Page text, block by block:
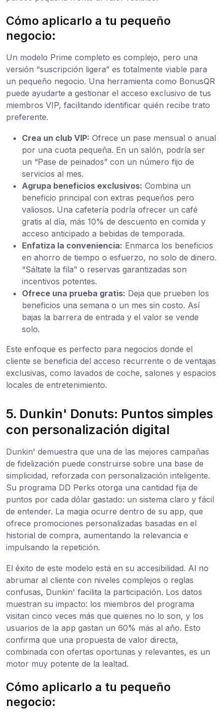
Cómo aplicarlo a tu pequeño
negocio:
Un modelo Prime completo es complejo, pero una
versión “suscripción ligera” es totalmente viable para
un pequeño negocio. Una herramienta como BonusQR
puede ayudarte a gestionar el acceso exclusivo de tus
miembros VIP, facilitando identificar quién recibe trato
preferente.
Crea un club VIP: Ofrece un pase mensual o anual
por una cuota pequeña. En un salón, podría ser
un “Pase de peinados” con un número fijo de
servicios al mes.
Agrupa beneficios exclusivos: Combina un
beneficio principal con extras pequeños pero
valiosos. Una cafetería podría ofrecer un café
gratis al día, más 10% de descuento en comida y
acceso anticipado a bebidas de temporada.
Enfatiza la conveniencia: Enmarca los beneficios
en ahorro de tiempo o esfuerzo, no solo de dinero.
“Sáltate la fila” o reservas garantizadas son
incentivos potentes.
Ofrece una prueba gratis: Deja que prueben los
beneficios una semana o un mes sin costo. Así
bajas la barrera de entrada y el valor se vende
solo.
Este enfoque es perfecto para negocios donde el
cliente se beneficia del acceso recurrente o de ventajas
exclusivas, como lavados de coche, salones y espacios
locales de entretenimiento.
5. Dunkin' Donuts: Puntos simples
con personalización digital
Dunkin' demuestra que una de las mejores campañas
de fidelización puede construirse sobre una base de
simplicidad, reforzada con personalización inteligente.
Su programa DD Perks otorga una cantidad fija de
puntos por cada dólar gastado: un sistema claro y fácil
de entender. La magia ocurre dentro de su app, que
ofrece promociones personalizadas basadas en el
historial de compra, aumentando la relevancia e
impulsando la repetición.
El éxito de este modelo está en su accesibilidad. Al no
abrumar al cliente con niveles complejos o reglas
confusas, Dunkin' facilita la participación. Los datos
muestran su impacto: los miembros del programa
visitan cinco veces más que quienes no lo son, y los
usuarios de la app gastan un 60% más al año. Esto
confirma que una propuesta de valor directa,
combinada con ofertas oportunas y relevantes, es un
motor muy potente de la lealtad.
Cómo aplicarlo a tu pequeño
negocio: